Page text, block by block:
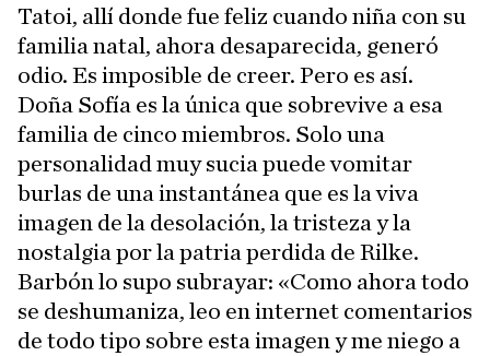
Tatoi, allí donde fue feliz cuando niña con su
familia natal, ahora desaparecida, generó
odio. Es imposible de creer. Pero es así.
Doña Sofía es la única que sobrevive a esa
familia de cinco miembros. Solo una
personalidad muy sucia puede vomitar
burlas de una instantánea que es la viva
imagen de la desolación, la tristeza y la
nostalgia por la patria perdida de Rilke.
Barbón lo supo subrayar: «Como ahora todo
se deshumaniza, leo en internet comentarios
de todo tipo sobre esta imagen y me niego a